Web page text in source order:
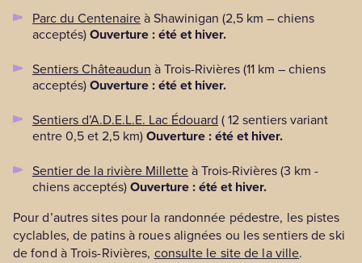
Parc du Centenaireà Shawinigan (2,5 km – chiens
acceptés)Ouverture : été et hiver.
Sentiers Châteaudun à Trois-Rivières (11 km – chiens
acceptés)Ouverture : été et hiver.
Sentiers d’A.D.E.L.E. Lac Édouard ( 12 sentiers variant
entre 0,5 et 2,5 km)Ouverture : été et hiver.
Sentier de la rivière Milletteà Trois-Rivières (3 km -
chiens acceptés)Ouverture : été et hiver.
Pour d’autres sites pour la randonnée pédestre, les pistes
cyclables, de patins à roues alignées ou les sentiers de ski
de fond à Trois-Rivières, consulte le site de la ville.